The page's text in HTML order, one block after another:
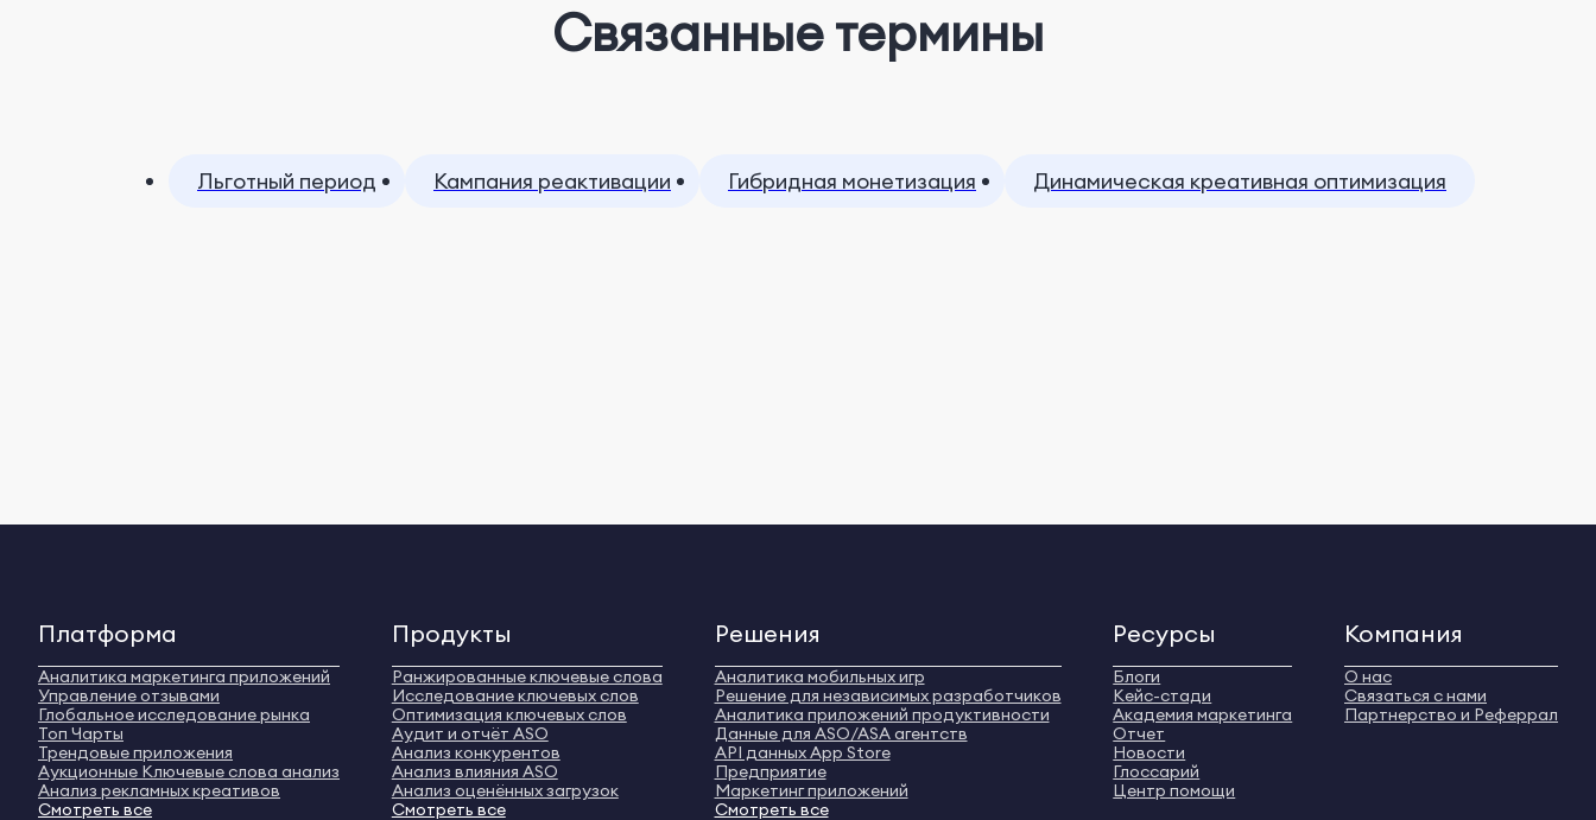
Связанные термины
Льготный период Кампания реактивации Гибридная монетизация Динамическая креативная оптимизация
Платформа
Аналитика маркетинга приложений
Управление отзывами
Глобальное исследование рынка
Топ Чарты
Трендовые приложения
Аукционные Ключевые слова анализ
Анализ рекламных креативов
Смотреть все
Продукты
Ранжированные ключевые слова
Исследование ключевых слов
Оптимизация ключевых слов
Аудит и отчёт ASO
Анализ конкурентов
Анализ влияния ASO
Анализ оценённых загрузок
Смотреть все
Решения
Аналитика мобильных игр
Решение для независимых разработчиков
Аналитика приложений продуктивности
Данные для ASO/ASA агентств
API данных App Store
Предприятие
Маркетинг приложений
Смотреть все
Ресурсы
Блоги
Кейс-стади
Академия маркетинга
Отчет
Новости
Глоссарий
Центр помощи
Компания
О нас
Связаться с нами
Партнерство и Реферрал